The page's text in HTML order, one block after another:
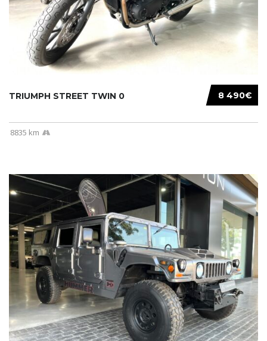
8 490€
TRIUMPH STREET TWIN 0
8835 km